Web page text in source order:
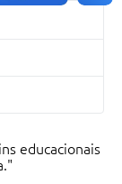
educacionais